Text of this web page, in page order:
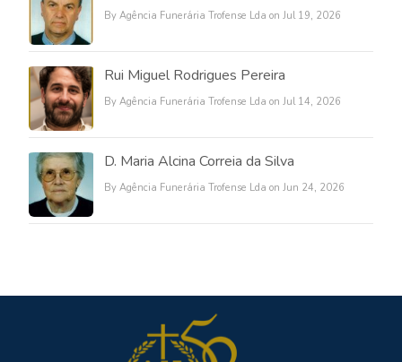
By Agência Funerária Trofense Lda on Jul 19, 2026
Rui Miguel Rodrigues Pereira
By Agência Funerária Trofense Lda on Jul 14, 2026
D. Maria Alcina Correia da Silva
By Agência Funerária Trofense Lda on Jun 24, 2026